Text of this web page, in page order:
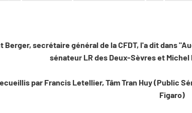
Berger, secrétaire général de la CFDT, l'a dit dans
sénateur LR des Deux-Sèvres et Michel
par Francis Letellier, Tâm Tran Huy (Public
Figaro)